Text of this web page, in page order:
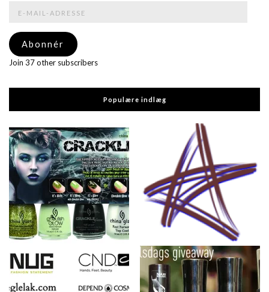
adresse
Abonnér
Join 37 other subscribers
Populære indlæg